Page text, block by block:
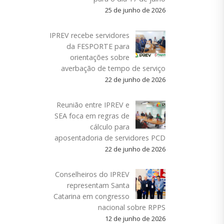
25 de junho de 2026
IPREV recebe servidores
da FESPORTE para
orientações sobre
averbação de tempo de serviço
22 de junho de 2026
Reunião entre IPREV e
SEA foca em regras de
cálculo para
aposentadoria de servidores PCD
22 de junho de 2026
Conselheiros do IPREV
representam Santa
Catarina em congresso
nacional sobre RPPS
12 de junho de 2026